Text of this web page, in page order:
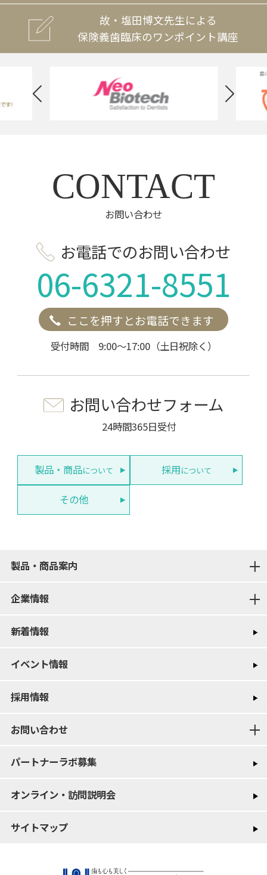
故・塩田博文先生による
保険義歯臨床のワンポイント講座
CONTACT
お問い合わせ
お電話でのお問い合わせ
06-6321-8551
ここを押すとお電話できます
受付時間 9:00～17:00（土日祝除く）
お問い合わせフォーム
24時間365日受付
製品・商品について 採用について
その他
製品・商品案内
企業情報
新着情報
イベント情報
採用情報
お問い合わせ
パートナーラボ募集
オンライン・訪問説明会
サイトマップ